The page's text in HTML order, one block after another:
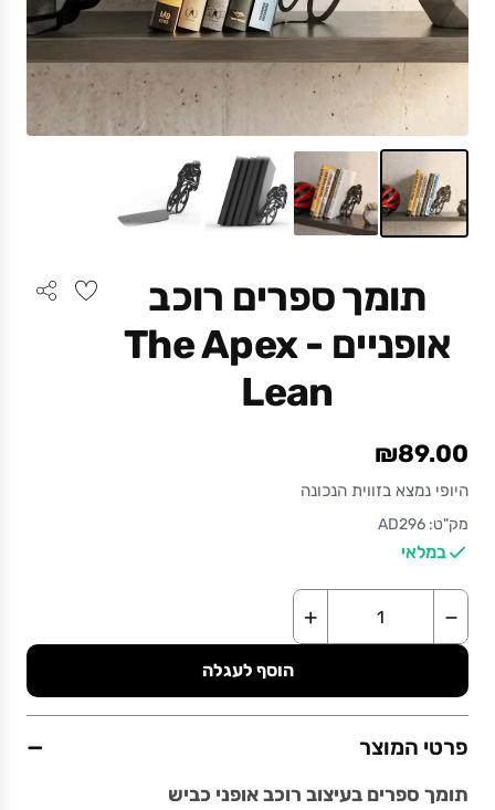
תומך ספרים רוכב
אופניים - The Apex
Lean
₪89.00
היופי נמצא בזווית הנכונה
מק"ט: AD296
במלאי
−
+
הוסף לעגלה
פרטי המוצר −
תומך ספרים בעיצוב רוכב אופני כביש